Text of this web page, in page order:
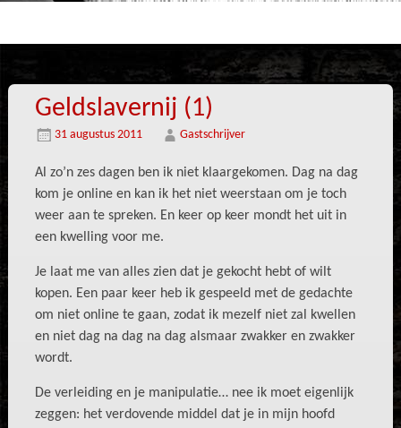
Geldslavernij (1)
31 augustus 2011 Gastschrijver
Al zo’n zes dagen ben ik niet klaargekomen. Dag na dag
kom je online en kan ik het niet weerstaan om je toch
weer aan te spreken. En keer op keer mondt het uit in
een kwelling voor me.
Je laat me van alles zien dat je gekocht hebt of wilt
kopen. Een paar keer heb ik gespeeld met de gedachte
om niet online te gaan, zodat ik mezelf niet zal kwellen
en niet dag na dag na dag alsmaar zwakker en zwakker
wordt.
De verleiding en je manipulatie… nee ik moet eigenlijk
zeggen: het verdovende middel dat je in mijn hoofd